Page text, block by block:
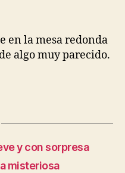
en la mesa redonda
algo muy parecido.
y con sorpresa
misteriosa